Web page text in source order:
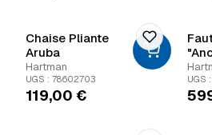
Chaise Pliante
Aruba
Hartman
UGS : 78602703
119,00 €
UGS